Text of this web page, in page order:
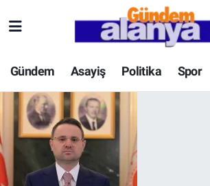
Gündem Asayiş Politika Spor